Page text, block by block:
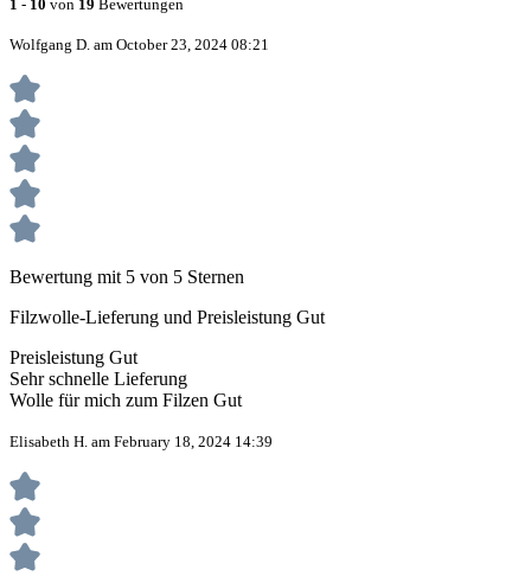
1 - 10 von 19 Bewertungen
Wolfgang D. am October 23, 2024 08:21
Bewertung mit 5 von 5 Sternen
Filzwolle-Lieferung und Preisleistung Gut
Preisleistung Gut
Sehr schnelle Lieferung
Wolle für mich zum Filzen Gut
Elisabeth H. am February 18, 2024 14:39